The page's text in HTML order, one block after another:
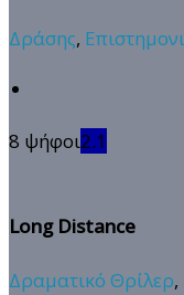
Δράσης,
8 ψήφοι2.1
Long Distance
Δραματικό Θρίλερ,